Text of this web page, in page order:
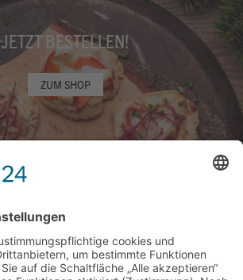
JETZT BESTELLEN!
ZUM SHOP